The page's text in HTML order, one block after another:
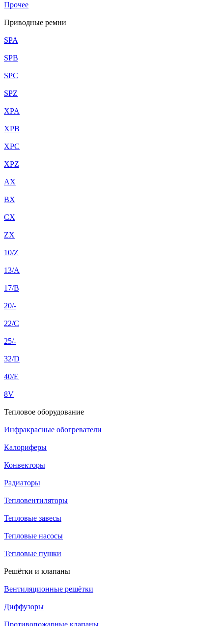
Прочее
Приводные ремни
SPA
SPB
SPC
SPZ
XPA
XPB
XPC
XPZ
AX
BX
CX
ZX
10/Z
13/A
17/B
20/-
22/C
25/-
32/D
40/E
8V
Тепловое оборудование
Инфракрасные обогреватели
Калориферы
Конвекторы
Радиаторы
Тепловентиляторы
Тепловые завесы
Тепловые насосы
Тепловые пушки
Решётки и клапаны
Вентиляционные решётки
Диффузоры
Противопожарные клапаны